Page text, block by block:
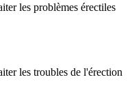
les problèmes érectiles
les troubles de l'érection